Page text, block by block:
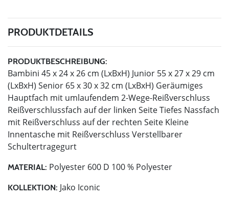
PRODUKTDETAILS
PRODUKTBESCHREIBUNG:
Bambini 45 x 24 x 26 cm (LxBxH) Junior 55 x 27 x 29 cm
(LxBxH) Senior 65 x 30 x 32 cm (LxBxH) Geräumiges
Hauptfach mit umlaufendem 2-Wege-Reißverschluss
Reißverschlussfach auf der linken Seite Tiefes Nassfach
mit Reißverschluss auf der rechten Seite Kleine
Innentasche mit Reißverschluss Verstellbarer
Schultertragegurt
MATERIAL: Polyester 600 D 100 % Polyester
KOLLEKTION: Jako Iconic